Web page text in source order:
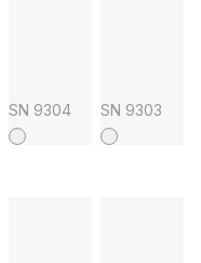
SN 9304 SN 9303